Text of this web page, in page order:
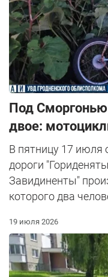
Под
двое:
В пятницу 17 июля
дороги
Завидиненты"
которого два
19 июля 2026